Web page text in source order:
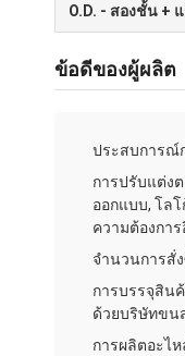
สินค้า
เกี่ยวกับเรา
การควบคุมคุณภา
ติดต่อเรา
กรณี
O.D. - สองชั้น +
ข้อดีของผู้ผลิต
ประสบการณ์
การปรับแต่ง
ออกแบบ, โล
ความต้องการ
จํานวนการสั่
การบรรจุสิน
ด้วยบริษัทขน
การผลิตอะไ